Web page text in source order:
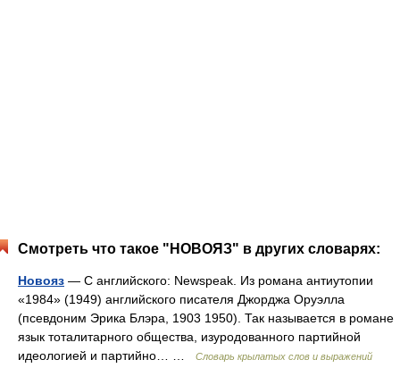
Смотреть что такое "НОВОЯЗ" в других словарях:
Новояз — С английского: Newspeak. Из романа антиутопии
«1984» (1949) английского писателя Джорджа Оруэлла
(псевдоним Эрика Блэра, 1903 1950). Так называется в романе
язык тоталитарного общества, изуродованного партийной
идеологией и партийно… …
Словарь крылатых слов и выражений